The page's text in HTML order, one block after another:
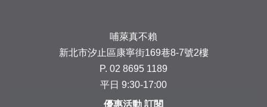
哺萊真不賴
新北市汐止區康寧街169巷8-7號2樓
P. 02 8695 1189
平日 9:30-17:00
優惠活動 訂閱